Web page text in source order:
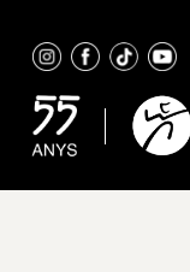
content